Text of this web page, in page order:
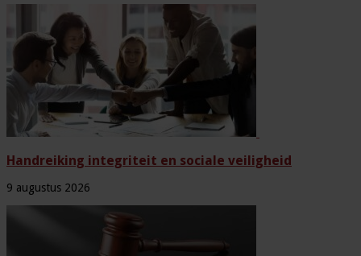
Handreiking integriteit en sociale veiligheid
9 augustus 2026